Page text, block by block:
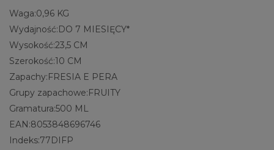
Waga:0,96 KG
Wydajność:DO 7 MIESIĘCY*
Wysokość:23,5 CM
Szerokość:10 CM
Zapachy:FRESIA E PERA
Grupy zapachowe:FRUITY
Gramatura:500 ML
EAN:8053848696746
Indeks:77DIFP